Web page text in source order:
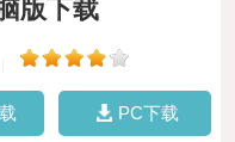
版下载
PC下载